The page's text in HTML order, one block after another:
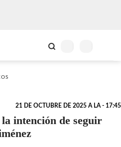
21 DE OCTUBRE DE 2025 A LA - 17:45
intención de seguir